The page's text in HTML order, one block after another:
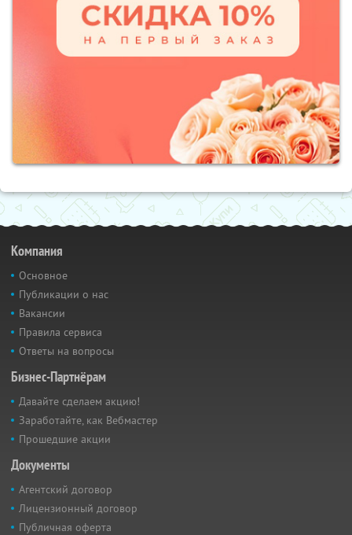
Компания
Основное
Публикации о нас
Вакансии
Правила сервиса
Ответы на вопросы
Бизнес-Партнёрам
Давайте сделаем акцию!
Заработайте, как Вебмастер
Прошедшие акции
Документы
Агентский договор
Лицензионный договор
Публичная оферта